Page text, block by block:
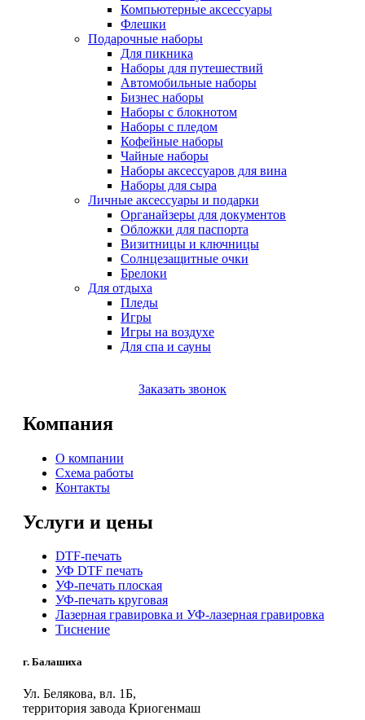
Компьютерные аксессуары
Флешки
Подарочные наборы
Для пикника
Наборы для путешествий
Автомобильные наборы
Бизнес наборы
Наборы с блокнотом
Наборы с пледом
Кофейные наборы
Чайные наборы
Наборы аксессуаров для вина
Наборы для сыра
Личные аксессуары и подарки
Органайзеры для документов
Обложки для паспорта
Визитницы и ключницы
Солнцезащитные очки
Брелоки
Для отдыха
Пледы
Игры
Игры на воздухе
Для спа и сауны
Заказать звонок
Компания
О компании
Схема работы
Контакты
Услуги и цены
DTF-печать
УФ DTF печать
УФ-печать плоская
УФ-печать круговая
Лазерная гравировка и УФ-лазерная гравировка
Тиснение
г. Балашиха
Ул. Белякова, вл. 1Б,
территория завода Криогенмаш